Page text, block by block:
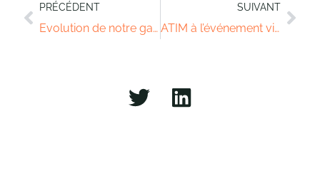
PRÉCÉDENT
Evolution de notre gamme de capteurs IoT
SUIVANT
ATIM à l’événement virtuel Sigfox Connect